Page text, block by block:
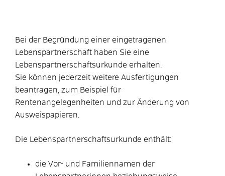
Bei der Begründung einer eingetragenen
Lebenspartnerschaft haben Sie eine
Lebenspartnerschaftsurkunde erhalten.
Sie können jederzeit weitere Ausfertigungen
beantragen, zum Beispiel für
Rentenangelegenheiten und zur Änderung von
Ausweispapieren
Die Lebenspartnerschaftsurkunde enthält:
die Vor- und Familiennamen der